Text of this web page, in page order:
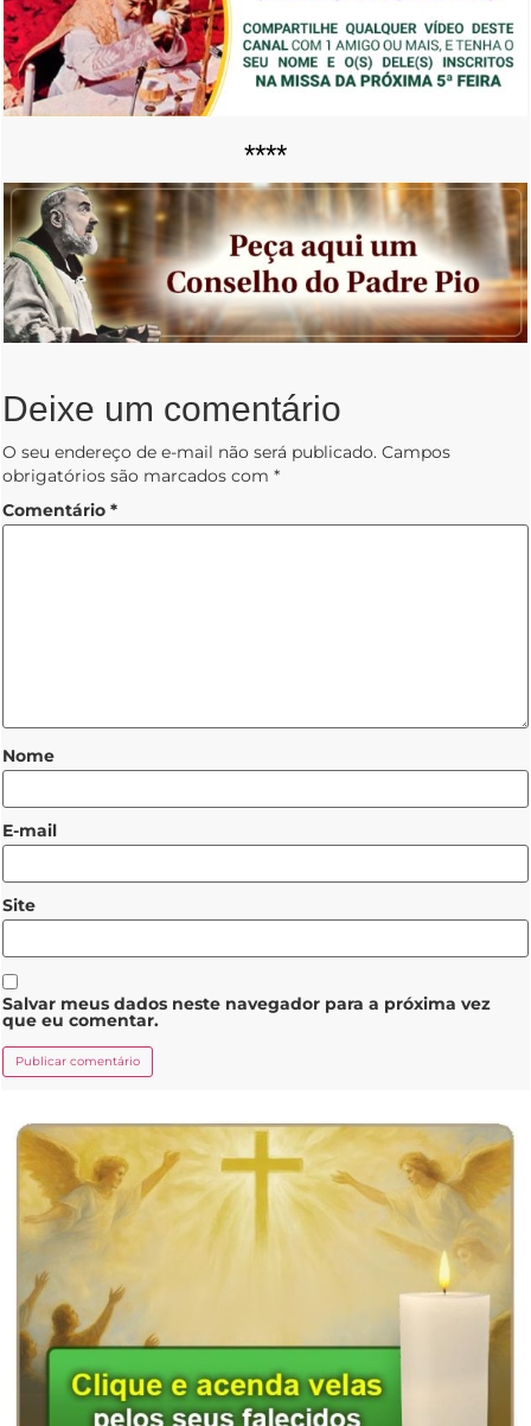
****
Deixe um comentário
O seu endereço de e-mail não será publicado. Campos
obrigatórios são marcados com *
Comentário *
Nome
E-mail
Site
Salvar meus dados neste navegador para a próxima vez
que eu comentar.